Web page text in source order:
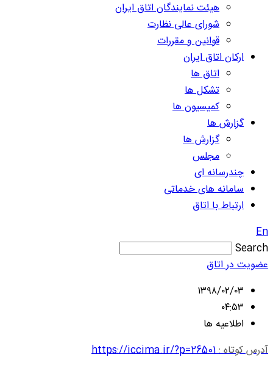
هیئت نمایندگان اتاق ایران
شورای عالی نظارت
قوانین و مقررات
ارکان اتاق ایران
اتاق ها
تشکل ها
کمیسیون ها
گزارش ها
گزارش ها
مجلس
چندرسانه ای
سامانه های خدماتی
ارتباط با اتاق
En
Search
عضویت در اتاق
۱۳۹۸/۰۲/۰۳
۰۴:۵۳
اطلاعیه ها
آدرس کوتاه :https://iccima.ir/?p=26501